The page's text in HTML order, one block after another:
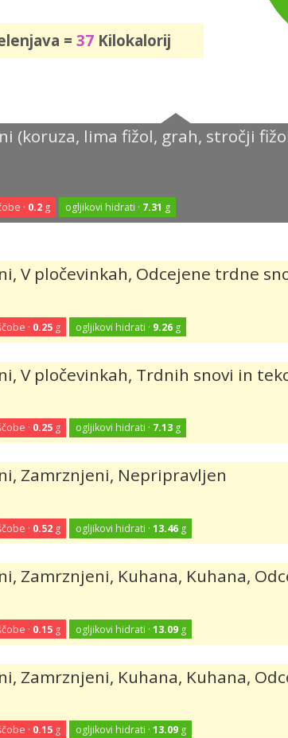
= 37Kilokalorij
(koruza, lima fižol, grah, stročji
· 0.2g ogljikovi hidrati · 7.31 g
V pločevinkah, Odcejene trdne
· 0.25g ogljikovi hidrati · 9.26g
V pločevinkah, Trdnih snovi in
· 0.25g ogljikovi hidrati · 7.13g
Zamrznjeni, Nepripravljen
· 0.52g ogljikovi hidrati · 13.46g
Zamrznjeni, Kuhana, Kuhana,
· 0.15g ogljikovi hidrati · 13.09g
Zamrznjeni, Kuhana, Kuhana,
· 0.15g ogljikovi hidrati · 13.09g